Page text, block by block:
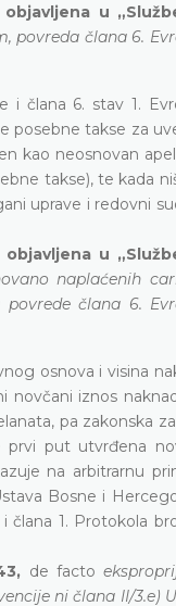
u
povreda člana 6.
i člana 6. stav 1.
posebne takse za
kao neosnovan
takse), te kada
uprave i redovni
u
naplaćenih
člana 6.
osnova i visina
iznos
pa zakonska
put utvrđena
na arbitrarnu
Bosne i
člana 1. Protokola
de facto
ni člana II/3.e)